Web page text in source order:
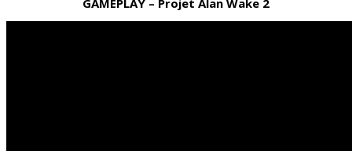
GAMEPLAY – Projet Alan Wake 2